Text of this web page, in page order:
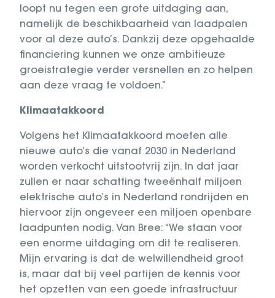
loopt nu tegen een grote uitdaging aan,
namelijk de beschikbaarheid van laadpalen
voor al deze auto’s. Dankzij deze opgehaalde
financiering kunnen we onze ambitieuze
groeistrategie verder versnellen en zo helpen
aan deze vraag te voldoen.”
Klimaatakkoord
Volgens het Klimaatakkoord moeten alle
nieuwe auto’s die vanaf 2030 in Nederland
worden verkocht uitstootvrij zijn. In dat jaar
zullen er naar schatting tweeënhalf miljoen
elektrische auto’s in Nederland rondrijden en
hiervoor zijn ongeveer een miljoen openbare
laadpunten nodig. Van Bree: “We staan voor
een enorme uitdaging om dit te realiseren.
Mijn ervaring is dat de welwillendheid groot
is, maar dat bij veel partijen de kennis voor
het opzetten van een goede infrastructuur